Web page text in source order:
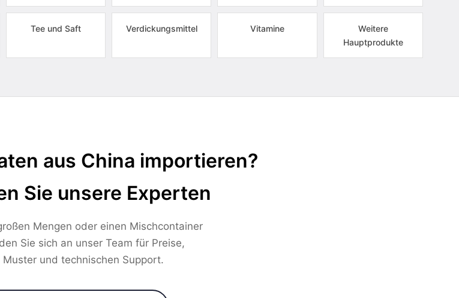
Tee und Saft Verdickungsmittel Vitamine
Weitere
Hauptprodukte
aus China importieren?
Sie unsere Experten
Mengen oder einen Mischcontainer
Sie sich an unser Team für Preise,
Muster und technischen Support.